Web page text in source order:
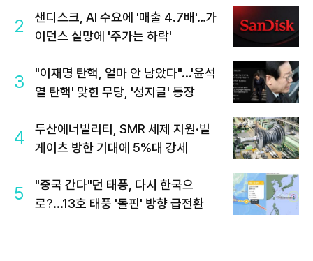
2
샌디스크, AI 수요에 '매출 4.7배'…가
이던스 실망에 '주가는 하락'
3
"이재명 탄핵, 얼마 안 남았다"...'윤석
열 탄핵' 맞힌 무당, '성지글' 등장
4
두산에너빌리티, SMR 세제 지원·빌
게이츠 방한 기대에 5%대 강세
5
"중국 간다"던 태풍, 다시 한국으
로?...13호 태풍 '돌핀' 방향 급전환